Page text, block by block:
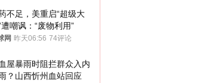
不足，美重启“超级大
遭嘲讽：“废物利用”
网 昨天06:56 74评论
屋暴雨时阻拦群众入内
？山西忻州血站回应